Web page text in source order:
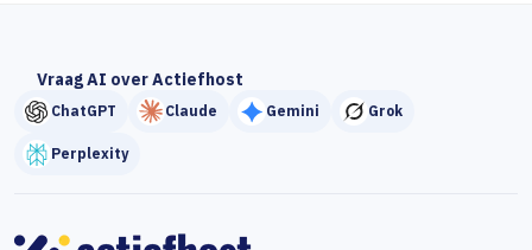
Vraag AI over Actiefhost
ChatGPT Claude Gemini Grok
Perplexity